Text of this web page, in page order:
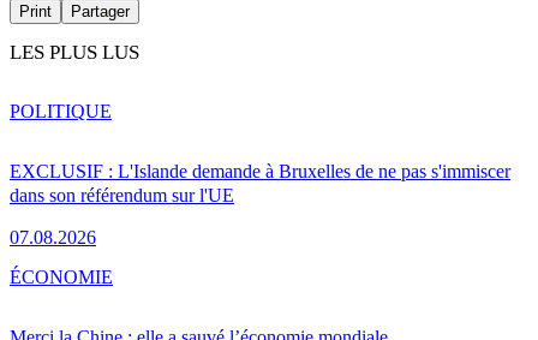
Print Partager
LES PLUS LUS
EXCLUSIF : L'Islande demande à Bruxelles de ne pas s'immiscer
dans son référendum sur l'UE
07.08.2026
POLITIQUE
ÉCONOMIE